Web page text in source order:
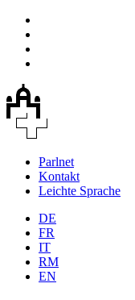
Parlnet
Kontakt
Leichte Sprache
DE
FR
IT
RM
EN